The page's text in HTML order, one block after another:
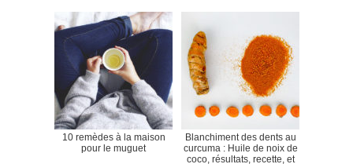
10 remèdes à la maison
pour le muguet
Blanchiment des dents au
curcuma : Huile de noix de
coco, résultats, recette, et